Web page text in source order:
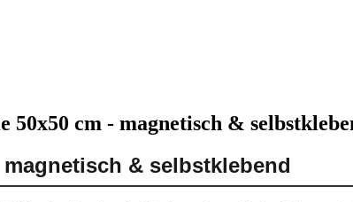
50x50 cm - magnetisch &
& selbstklebend